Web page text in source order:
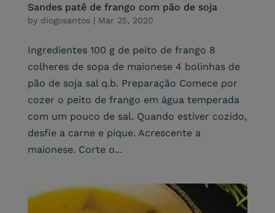
Sandes patê de frango com pão de soja
by diogosantos| Mar 25, 2020
Ingredientes 100 g de peito de frango 8
colheres de sopa de maionese 4 bolinhas de
pão de soja sal q.b. Preparação Comece por
cozer o peito de frango em água temperada
com um pouco de sal. Quando estiver cozido,
desfie a carne e pique. Acrescente a
maionese. Corte o...